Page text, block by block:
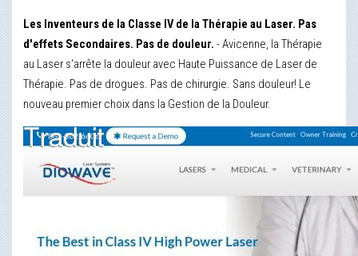
Les Inventeurs de la Classe IV de la Thérapie au Laser. Pas
d'effets Secondaires. Pas de douleur. - Avicenne, la Thérapie
au Laser s'arrête la douleur avec Haute Puissance de Laser de
Thérapie. Pas de drogues. Pas de chirurgie. Sans douleur! Le
nouveau premier choix dans la Gestion de la Douleur.